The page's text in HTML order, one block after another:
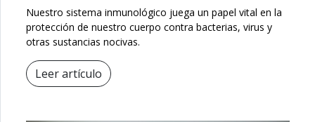
Nuestro sistema inmunológico juega un papel vital en la
protección de nuestro cuerpo contra bacterias, virus y
otras sustancias nocivas.
Leer artículo